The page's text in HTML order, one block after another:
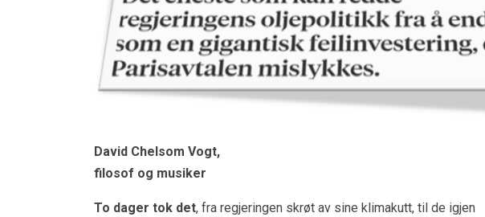
David Chelsom Vogt,
filosof og musiker
To dager tok det, fra regjeringen skrøt av sine klimakutt, til de igjen